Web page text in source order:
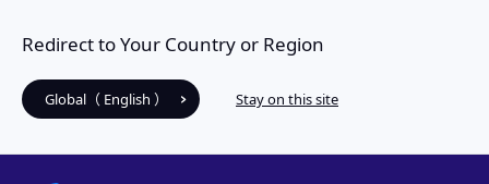
Redirect to Your Country or Region
Global（ English ） Stay on this site